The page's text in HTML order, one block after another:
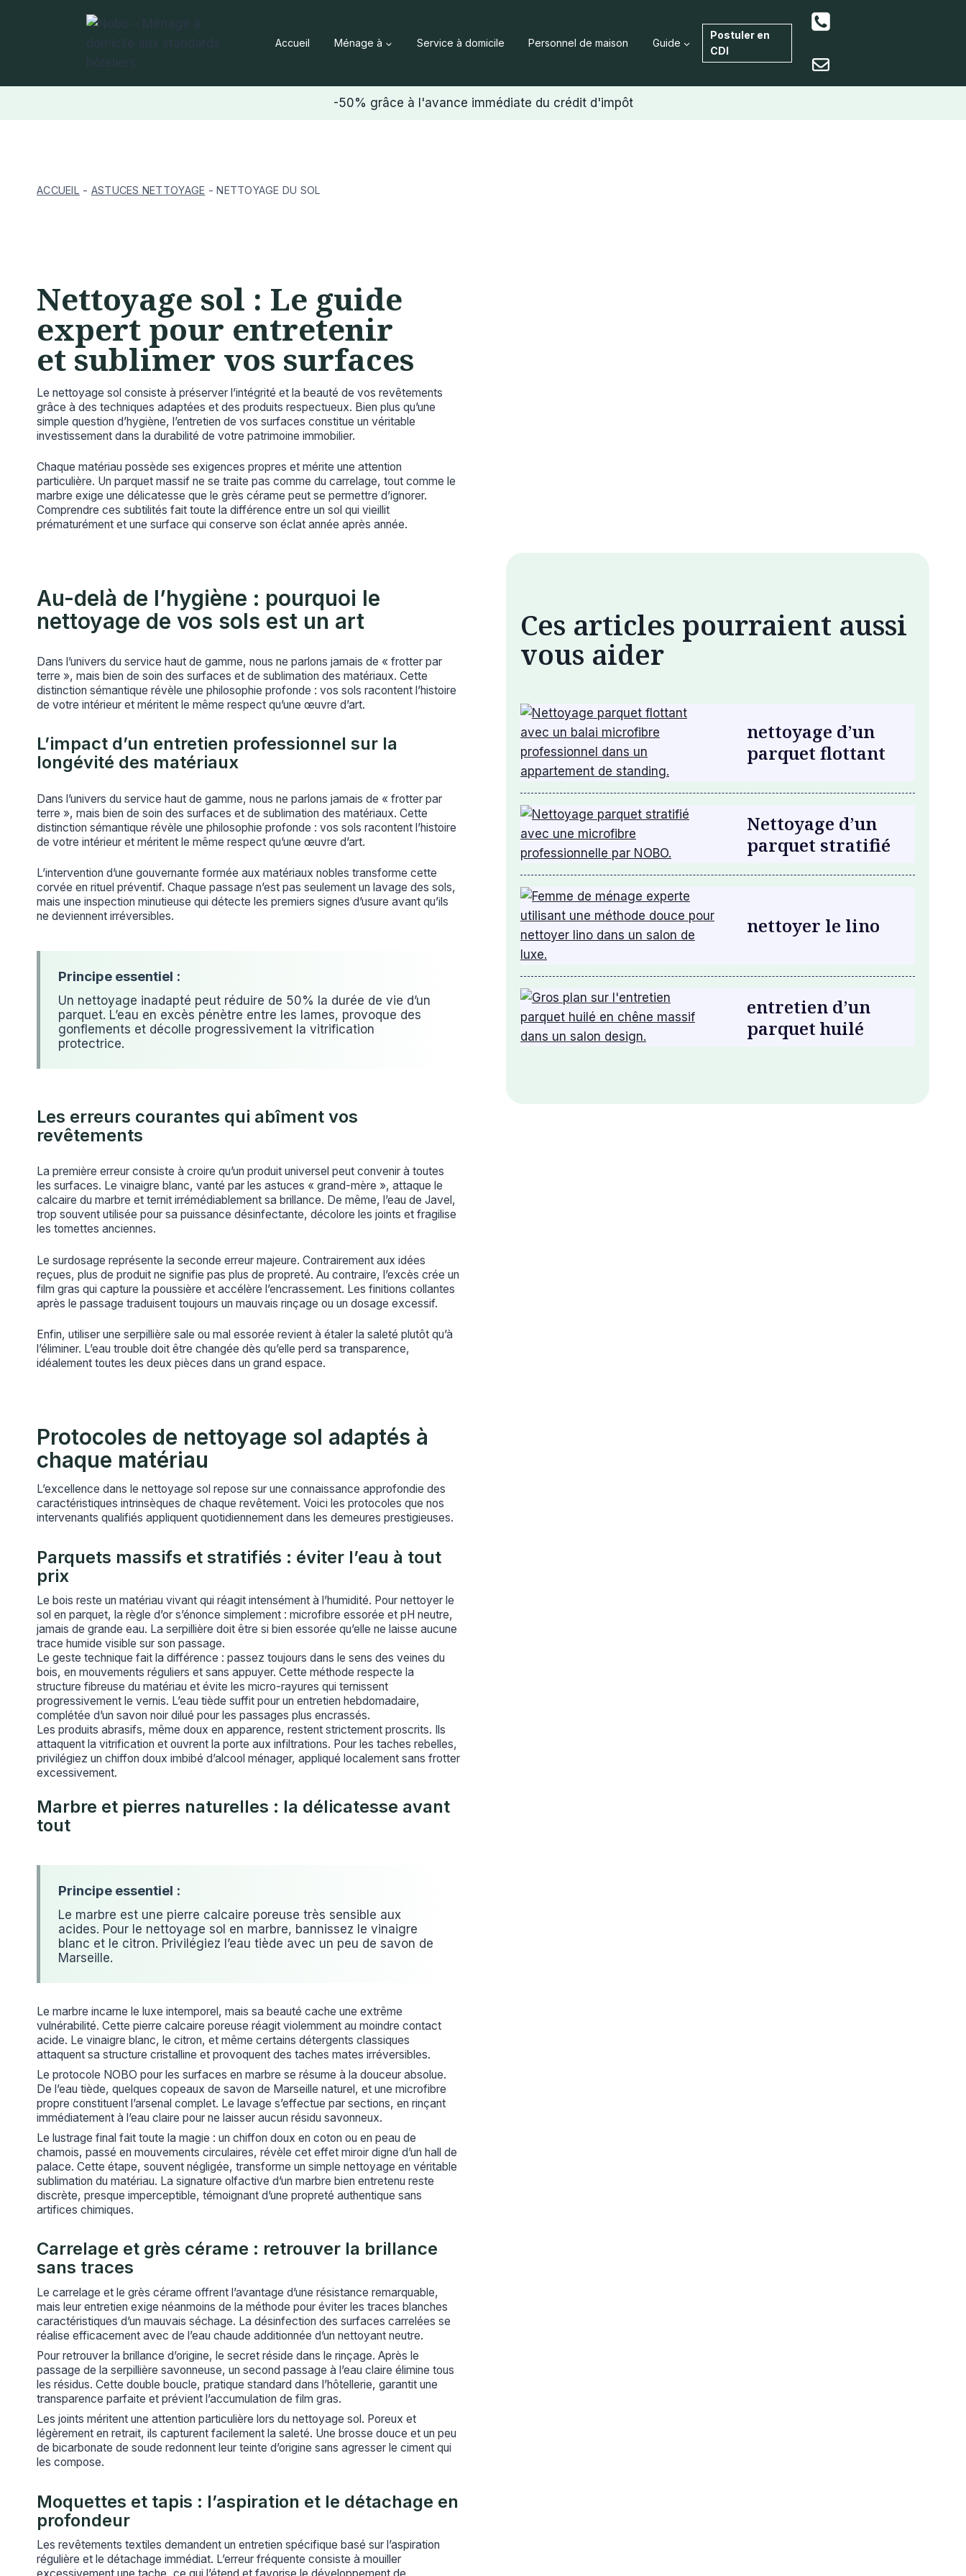
Accueil Ménage à Service à domicile Personnel de maison Guide
Postuler en
CDI
-50% grâce à l'avance immédiate du crédit d'impôt
ACCUEIL - ASTUCES NETTOYAGE -NETTOYAGE DU SOL
Nettoyage sol : Le guide
expert pour entretenir
et sublimer vos surfaces
Le nettoyage sol consiste à préserver l’intégrité et la beauté de vos revêtements
grâce à des techniques adaptées et des produits respectueux. Bien plus qu’une
simple question d’hygiène, l’entretien de vos surfaces constitue un véritable
investissement dans la durabilité de votre patrimoine immobilier.
Chaque matériau possède ses exigences propres et mérite une attention
particulière. Un parquet massif ne se traite pas comme du carrelage, tout comme le
marbre exige une délicatesse que le grès cérame peut se permettre d’ignorer.
Comprendre ces subtilités fait toute la différence entre un sol qui vieillit
prématurément et une surface qui conserve son éclat année après année.
Au-delà de l’hygiène : pourquoi le
nettoyage de vos sols est un art
Dans l’univers du service haut de gamme, nous ne parlons jamais de « frotter par
terre », mais bien de soin des surfaces et de sublimation des matériaux. Cette
distinction sémantique révèle une philosophie profonde : vos sols racontent l’histoire
de votre intérieur et méritent le même respect qu’une œuvre d’art.
L’impact d’un entretien professionnel sur la
longévité des matériaux
Dans l’univers du service haut de gamme, nous ne parlons jamais de « frotter par
terre », mais bien de soin des surfaces et de sublimation des matériaux. Cette
distinction sémantique révèle une philosophie profonde : vos sols racontent l’histoire
de votre intérieur et méritent le même respect qu’une œuvre d’art.
L’intervention d’une gouvernante formée aux matériaux nobles transforme cette
corvée en rituel préventif. Chaque passage n’est pas seulement un lavage des sols,
mais une inspection minutieuse qui détecte les premiers signes d’usure avant qu’ils
ne deviennent irréversibles.
Un nettoyage inadapté peut réduire de 50% la durée de vie d’un
parquet. L’eau en excès pénètre entre les lames, provoque des
gonflements et décolle progressivement la vitrification
protectrice.
Les erreurs courantes qui abîment vos
revêtements
La première erreur consiste à croire qu’un produit universel peut convenir à toutes
les surfaces. Le vinaigre blanc, vanté par les astuces « grand-mère », attaque le
calcaire du marbre et ternit irrémédiablement sa brillance. De même, l’eau de Javel,
trop souvent utilisée pour sa puissance désinfectante, décolore les joints et fragilise
les tomettes anciennes.
Le surdosage représente la seconde erreur majeure. Contrairement aux idées
reçues, plus de produit ne signifie pas plus de propreté. Au contraire, l’excès crée un
film gras qui capture la poussière et accélère l’encrassement. Les finitions collantes
après le passage traduisent toujours un mauvais rinçage ou un dosage excessif.
Enfin, utiliser une serpillière sale ou mal essorée revient à étaler la saleté plutôt qu’à
l’éliminer. L’eau trouble doit être changée dès qu’elle perd sa transparence,
idéalement toutes les deux pièces dans un grand espace.
Protocoles de nettoyage sol adaptés à
chaque matériau
L’excellence dans le nettoyage sol repose sur une connaissance approfondie des
caractéristiques intrinsèques de chaque revêtement. Voici les protocoles que nos
intervenants qualifiés appliquent quotidiennement dans les demeures prestigieuses.
Parquets massifs et stratifiés : éviter l’eau à tout
prix
Le bois reste un matériau vivant qui réagit intensément à l’humidité. Pour nettoyer le
sol en parquet, la règle d’or s’énonce simplement : microfibre essorée et pH neutre,
jamais de grande eau. La serpillière doit être si bien essorée qu’elle ne laisse aucune
trace humide visible sur son passage.
Le geste technique fait la différence : passez toujours dans le sens des veines du
bois, en mouvements réguliers et sans appuyer. Cette méthode respecte la
structure fibreuse du matériau et évite les micro-rayures qui ternissent
progressivement le vernis. L’eau tiède suffit pour un entretien hebdomadaire,
complétée d’un savon noir dilué pour les passages plus encrassés.
Les produits abrasifs, même doux en apparence, restent strictement proscrits. Ils
attaquent la vitrification et ouvrent la porte aux infiltrations. Pour les taches rebelles,
privilégiez un chiffon doux imbibé d’alcool ménager, appliqué localement sans frotter
excessivement.
Marbre et pierres naturelles : la délicatesse avant
tout
Le marbre est une pierre calcaire poreuse très sensible aux
acides. Pour le nettoyage sol en marbre, bannissez le vinaigre
blanc et le citron. Privilégiez l’eau tiède avec un peu de savon de
Marseille.
Le marbre incarne le luxe intemporel, mais sa beauté cache une extrême
vulnérabilité. Cette pierre calcaire poreuse réagit violemment au moindre contact
acide. Le vinaigre blanc, le citron, et même certains détergents classiques
attaquent sa structure cristalline et provoquent des taches mates irréversibles.
Le protocole NOBO pour les surfaces en marbre se résume à la douceur absolue.
De l’eau tiède, quelques copeaux de savon de Marseille naturel, et une microfibre
propre constituent l’arsenal complet. Le lavage s’effectue par sections, en rinçant
immédiatement à l’eau claire pour ne laisser aucun résidu savonneux.
Le lustrage final fait toute la magie : un chiffon doux en coton ou en peau de
chamois, passé en mouvements circulaires, révèle cet effet miroir digne d’un hall de
palace. Cette étape, souvent négligée, transforme un simple nettoyage en véritable
sublimation du matériau. La signature olfactive d’un marbre bien entretenu reste
discrète, presque imperceptible, témoignant d’une propreté authentique sans
artifices chimiques.
Carrelage et grès cérame : retrouver la brillance
sans traces
Le carrelage et le grès cérame offrent l’avantage d’une résistance remarquable,
mais leur entretien exige néanmoins de la méthode pour éviter les traces blanches
caractéristiques d’un mauvais séchage. La désinfection des surfaces carrelées se
réalise efficacement avec de l’eau chaude additionnée d’un nettoyant neutre.
Pour retrouver la brillance d’origine, le secret réside dans le rinçage. Après le
passage de la serpillière savonneuse, un second passage à l’eau claire élimine tous
les résidus. Cette double boucle, pratique standard dans l’hôtellerie, garantit une
transparence parfaite et prévient l’accumulation de film gras.
Les joints méritent une attention particulière lors du nettoyage sol. Poreux et
légèrement en retrait, ils capturent facilement la saleté. Une brosse douce et un peu
de bicarbonate de soude redonnent leur teinte d’origine sans agresser le ciment qui
les compose.
Moquettes et tapis : l’aspiration et le détachage en
profondeur
Les revêtements textiles demandent un entretien spécifique basé sur l’aspiration
régulière et le détachage immédiat. L’erreur fréquente consiste à mouiller
Ces articles pourraient aussi
vous aider
nettoyage d’un
parquet flottant
Nettoyage d’un
parquet stratifié
nettoyer le lino
entretien d’un
parquet huilé